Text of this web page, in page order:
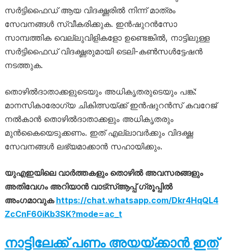
സർട്ടിഫൈഡ് ആയ വിദഗ്ദ്ധരിൽ നിന്ന് മാത്രം
സേവനങ്ങൾ സ്വീകരിക്കുക. ഇൻഷുറൻസോ
സാമ്പത്തിക വെല്ലുവിളികളോ ഉണ്ടെങ്കിൽ, നാട്ടിലുള്ള
സർട്ടിഫൈഡ് വിദഗ്ദ്ധരുമായി ടെലി-കൺസൾട്ടേഷൻ
നടത്തുക.
തൊഴിൽദാതാക്കളുടെയും അധികൃതരുടെയും പങ്ക്:
മാനസികാരോഗ്യ ചികിത്സയ്ക്ക് ഇൻഷുറൻസ് കവറേജ്
നൽകാൻ തൊഴിൽദാതാക്കളും അധികൃതരും
മുൻകൈയെടുക്കണം. ഇത് എല്ലാവർക്കും വിദഗ്ദ്ധ
സേവനങ്ങൾ ലഭ്യമാക്കാൻ സഹായിക്കും.
യുഎഇയിലെ വാർത്തകളും തൊഴിൽ അവസരങ്ങളും
അതിവേഗം അറിയാൻ വാട്സ്ആപ്പ് ഗ്രൂപ്പിൽ
അംഗമാവുക https://chat.whatsapp.com/Dkr4HqQL4
ZcCnF60iKb3SK?mode=ac_t
നാട്ടിലേക്ക് പണം അയയ്ക്കാൻ ഇത്